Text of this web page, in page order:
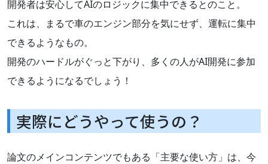
開発者は安心してAIのロジックに集中できるとのこと。
これは、まるで車のエンジン部分を気にせず、運転に集中
できるようなもの。
開発のハードルがぐっと下がり、多くの人がAI開発に参加
できるようになるでしょう！
実際にどうやって使うの？
論文のメインコンテンツでもある「主要な使い方」は、今